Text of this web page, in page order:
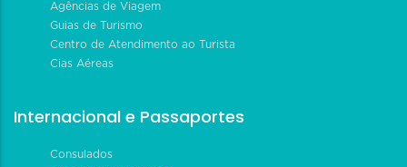
Agências de Viagem
Guias de Turismo
Centro de Atendimento ao Turista
Cias Aéreas
Internacional e Passaportes
Consulados